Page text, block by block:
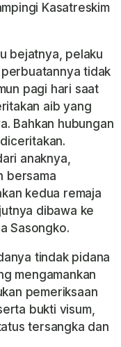
Kasatreskim
bejatnya, pelaku
tidak
pagi hari saat
aib yang
Bahkan hubungan
anaknya,
bersama
kedua remaja
dibawa ke
Sasongko.
tindak pidana
mengamankan
pemeriksaan
bukti visum,
tersangka dan